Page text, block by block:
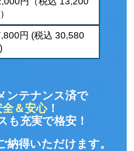
円 (税込 30,580
ンテナンス済で
全＆安心！
も充実で格安！
納得いただけます。